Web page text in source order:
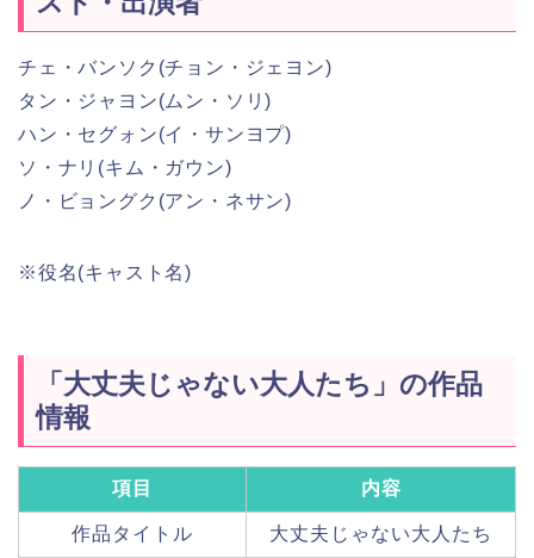
チェ・バンソク(チョン・ジェヨン)
タン・ジャヨン(ムン・ソリ)
ハン・セグォン(イ・サンヨプ)
ソ・ナリ(キム・ガウン)
ノ・ビョングク(アン・ネサン)
※役名(キャスト名)
「大丈夫じゃない大人たち」の作品
情報
項目 内容
作品タイトル 大丈夫じゃない大人たち